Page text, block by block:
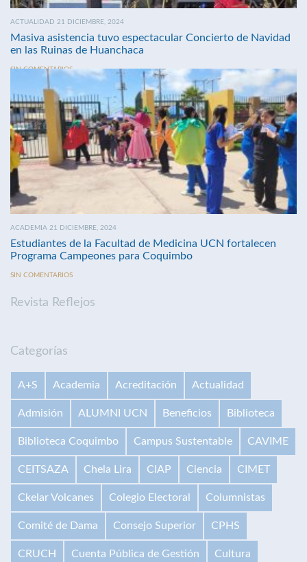
ACTUALIDAD 21 DICIEMBRE, 2024
Masiva asistencia tuvo espectacular Concierto de Navidad
en las Ruinas de Huanchaca
SIN COMENTARIOS
ACADEMIA 21 DICIEMBRE, 2024
Estudiantes de la Facultad de Medicina UCN fortalecen
Programa Campeones para Coquimbo
SIN COMENTARIOS
Revista Reflejos
Categorías
A+S Academia Acreditación Actualidad
Admisión ALUMNI UCN Beneficios Biblioteca
Biblioteca Coquimbo Campus Sustentable CAVIME
CEITSAZA Chela Lira CIAP Ciencia CIMET
Ckelar Volcanes Colegio Electoral Columnistas
Comité de Dama Consejo Superior CPHS
CRUCH Cuenta Pública de Gestión Cultura